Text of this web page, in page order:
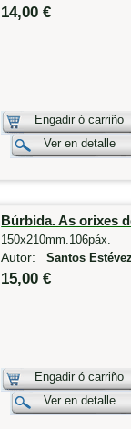
14,00 €
Engadir ó carriño
Ver en detalle
Búrbida. As orixes
150x210mm.106páx.
Autor:Santos
15,00 €
Engadir ó carriño
Ver en detalle